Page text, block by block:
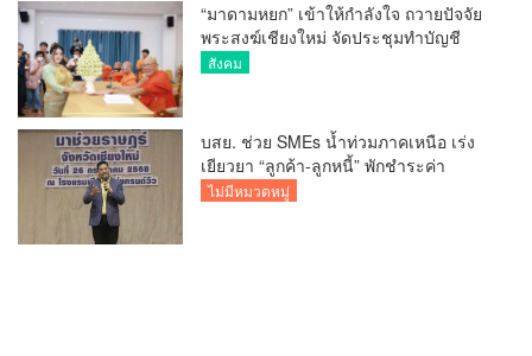
“มาดามหยก” เข้าให้กำลังใจ ถวายปัจจัย
พระสงฆ์เชียงใหม่ จัดประชุมทำบัญชี
รายรับรายจ่ายของวัด กว่า 300 รูป ที่วัด
สังคม
บสย. ช่วย SMEs น้ำท่วมภาคเหนือ เร่ง
เยียวยา “ลูกค้า-ลูกหนี้” พักชำระค่า
ธรรมเนียม-ค่างวด
ไม่มีหมวดหมู่